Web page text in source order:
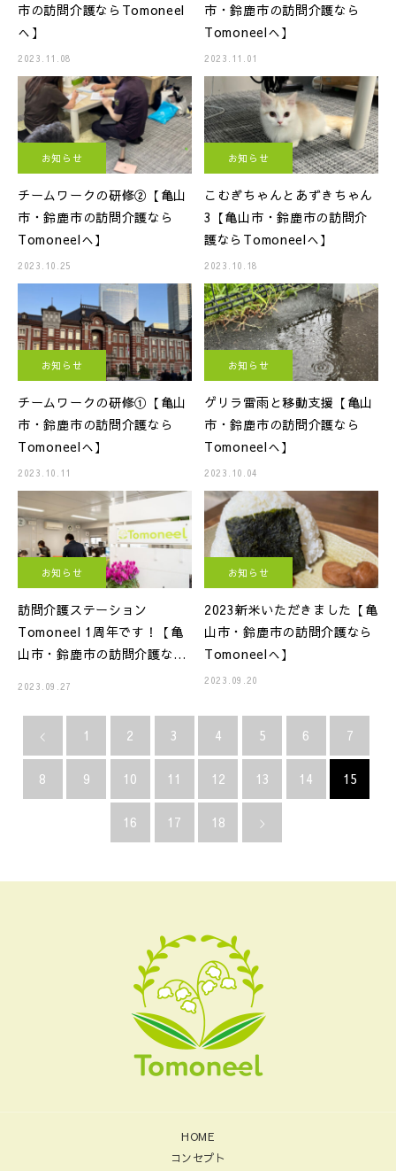
市の訪問介護ならTomoneel
へ】
2023.11.08
市・鈴鹿市の訪問介護なら
Tomoneelへ】
2023.11.01
お知らせ
チームワークの研修②【亀山
市・鈴鹿市の訪問介護なら
Tomoneelへ】
2023.10.25
お知らせ
こむぎちゃんとあずきちゃん
3【亀山市・鈴鹿市の訪問介
護ならTomoneelへ】
2023.10.18
お知らせ
チームワークの研修①【亀山
市・鈴鹿市の訪問介護なら
Tomoneelへ】
2023.10.11
お知らせ
ゲリラ雷雨と移動支援【亀山
市・鈴鹿市の訪問介護なら
Tomoneelへ】
2023.10.04
お知らせ
訪問介護ステーション
Tomoneel 1周年です！【亀
山市・鈴鹿市の訪問介護なら
2023.09.27
お知らせ
2023新米いただきました【亀
山市・鈴鹿市の訪問介護なら
Tomoneelへ】
2023.09.20
1 2 3 4 5 6 7
8 9 10 11 12 13 14 15
16 17 18
HOME
コンセプト